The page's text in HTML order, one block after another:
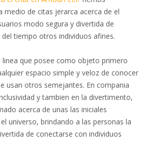
medio de citas jerarca acerca de el
modo segura y divertida de
tiempo otros individuos afines.
que posee como objeto primero
espacio simple y veloz de conocer
usan otros semejantes. En compania
y tambien en la divertimento,
acerca de unas las iniciales
universo, brindando a las personas la
de conectarse con individuos